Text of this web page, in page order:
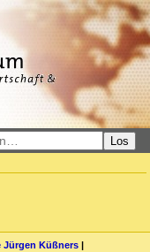
Los
Jürgen Küßners |